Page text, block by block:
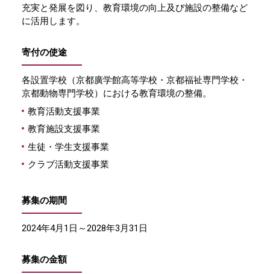
充実と発展を図り、教育環境の向上及び施設の整備など
に活用します。
寄付の使途
各設置学校（京都廣学館高等学校・京都福祉専門学校・
京都動物専門学校）における教育環境の整備。
教育活動支援事業
教育施設支援事業
生徒・学生支援事業
クラブ活動支援事業
募集の期間
2024年4月1日～2028年3月31日
募集の金額